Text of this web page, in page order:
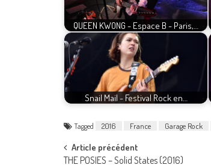
QUEEN KWONG - Espace B - Paris,…
Snail Mail - Festival Rock en…
Tagged 2016 France Garage Rock
Post
Article précédent
THE POSIES – Solid States (2016)